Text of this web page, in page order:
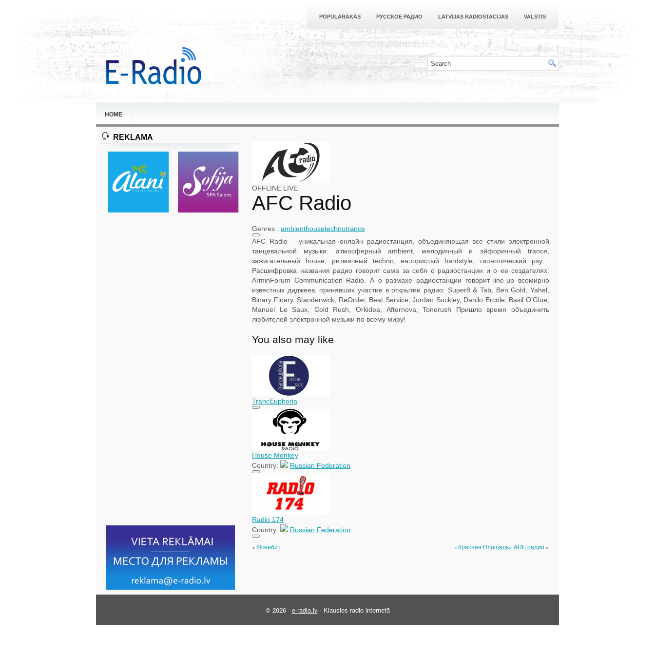
POPULĀRĀKĀS РУССКОЕ РАДИО LATVIJAS RADIOSTACIJAS VALSTIS
HOME
REKLAMA
OFFLINE LIVE
AFC Radio
Genres : ambienthousetechnotrance
AFC Radio – уникальная онлайн радиостанция, объединяющая все стили электронной
танцевальной музыки: атмосферный ambient, мелодичный и эйфоричный trance,
зажигательный house, ритмичный techno, напористый hardstyle, гипнотический psy…
Расшифровка названия радио говорит сама за себя о радиостанции и о ее создателях:
ArminForum Communication Radio. А о размахе радиостанции говорит line-up всемирно
известных диджеев, принявших участие в открытии радио: Super8 & Tab, Ben Gold, Yahel,
Binary Finary, Standerwick, ReOrder, Beat Service, Jordan Suckley, Danilo Ercole, Basil O’Glue,
Manuel Le Saux, Cold Rush, Orkidea, Afternova, Tonerush Пришло время объединить
любителей электронной музыки по всему миру!
You also may like
TrancEuphoria
House Monkey
Country:
Russian Federation
Radio 174
Country:
Russian Federation
« Ясенбит «Красная Площадь» АНБ радио »
© 2026 - e-radio.lv - Klausies radio internetā